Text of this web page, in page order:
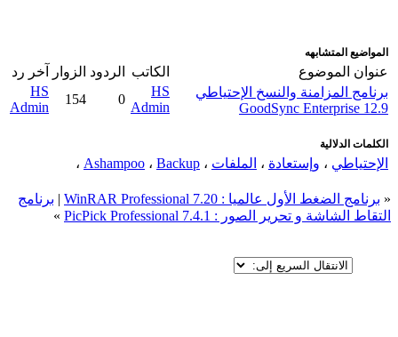
المواضيع المتشابهه
عنوان الموضوع الكاتب الردود الزوار
آخر رد
برنامج المزامنة والنسخ الإحتياطي
GoodSync Enterprise 12.9
HS
Admin
0
154
HS
Admin
الكلمات الدلالية
الإحتياطي ، وإستعادة ، الملفات ، Ashampoo ، Backup ،
« برنامج الضغط الأول عالميا : WinRAR Professional 7.20 | برنامج
التقاط الشاشة و تحرير الصور : PicPick Professional 7.4.1
»